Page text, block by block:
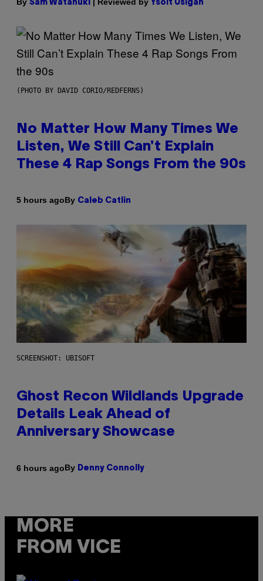
Sam Watanuki Ysolt Usigan
(PHOTO BY DAVID CORIO/REDFERNS)
No Matter How Many Times We
Listen, We Still Can’t Explain
These 4 Rap Songs From the 90s
5 hours agoBy Caleb Catlin
SCREENSHOT: UBISOFT
Ghost Recon Wildlands Upgrade
Details Leak Ahead of
Anniversary Showcase
6 hours agoBy Denny Connolly
MORE
FROM VICE